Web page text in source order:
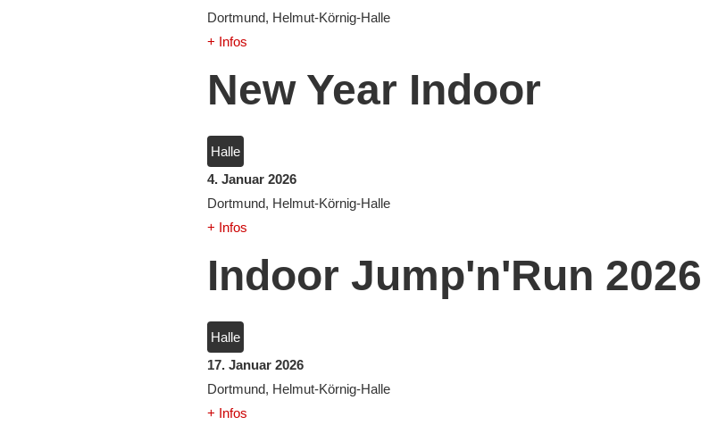
Dortmund, Helmut-Körnig-Halle
+ Infos
New Year Indoor
Halle
4. Januar 2026
Dortmund, Helmut-Körnig-Halle
+ Infos
Indoor Jump'n'Run 2026
Halle
17. Januar 2026
Dortmund, Helmut-Körnig-Halle
+ Infos